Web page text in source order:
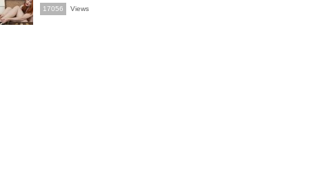
17056 Views